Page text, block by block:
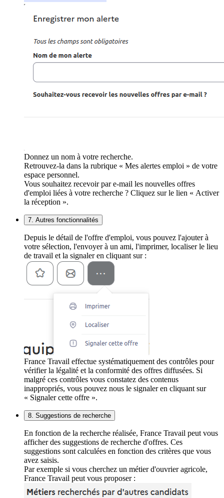
Donnez un nom à votre recherche.
Retrouvez-la dans la rubrique « Mes alertes emploi » de votre
espace personnel.
Vous souhaitez recevoir par e-mail les nouvelles offres
d'emploi liées à votre recherche ? Cliquez sur le lien « Activer
la réception ».
7. Autres fonctionnalités
Depuis le détail de l'offre d'emploi, vous pouvez l'ajouter à
votre sélection, l'envoyer à un ami, l'imprimer, localiser le lieu
de travail et la signaler en cliquant sur :
France Travail effectue systématiquement des contrôles pour
vérifier la légalité et la conformité des offres diffusées. Si
malgré ces contrôles vous constatez des contenus
inappropriés, vous pouvez nous le signaler en cliquant sur
« Signaler cette offre ».
8. Suggestions de recherche
En fonction de la recherche réalisée, France Travail peut vous
afficher des suggestions de recherche d'offres. Ces
suggestions sont calculées en fonction des critères que vous
avez saisis.
Par exemple si vous cherchez un métier d'ouvrier agricole,
France Travail peut vous proposer :